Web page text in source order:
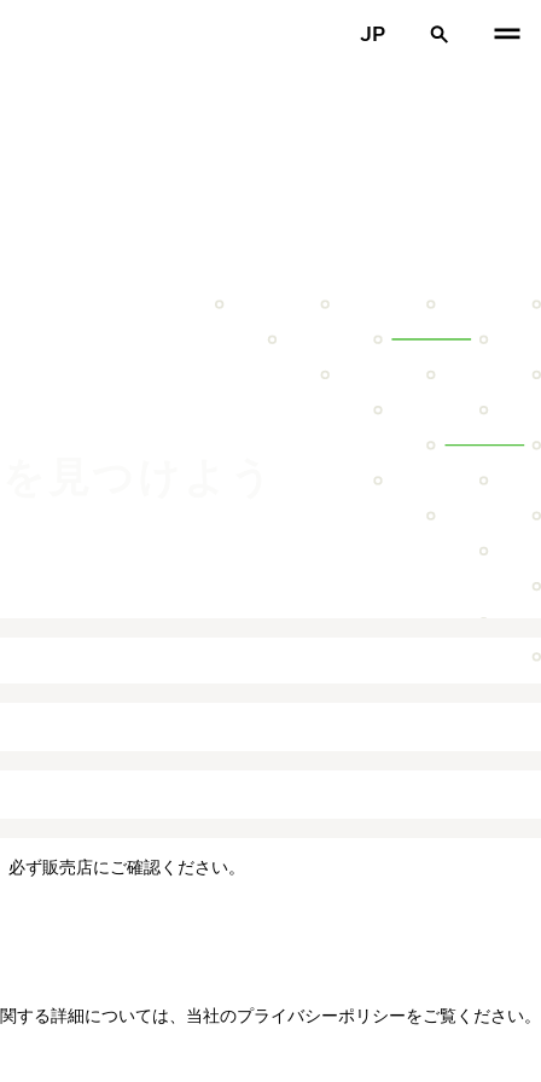
JP
ず販売店にご確認ください。
る詳細については、当社のプライバシーポリシーをご覧ください。